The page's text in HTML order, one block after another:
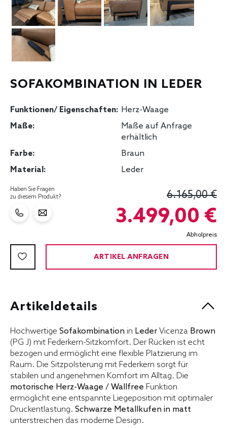
SOFAKOMBINATION IN LEDER
Funktionen/ Eigenschaften: Herz-Waage
Maße:
Maße auf Anfrage
erhältlich
Farbe:
Braun
Material:
Leder
Haben Sie Fragen
zu diesem Produkt?
6.165,00 €
3.499,00 €
Abholpreis
ARTIKEL ANFRAGEN
Artikeldetails
Hochwertige Sofakombination in Leder Vicenza Brown
(PG J) mit Federkern-Sitzkomfort. Der Rücken ist echt
bezogen und ermöglicht eine flexible Platzierung im
Raum. Die Sitzpolsterung mit Federkern sorgt für
stabilen und angenehmen Komfort im Alltag. Die
motorische Herz-Waage / Wallfree Funktion
ermöglicht eine entspannte Liegeposition mit optimaler
Druckentlastung. Schwarze Metallkufen in matt
unterstreichen das moderne Design.